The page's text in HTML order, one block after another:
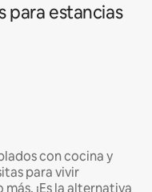
para estancias
con cocina y
para vivir
¡Es la alternativa